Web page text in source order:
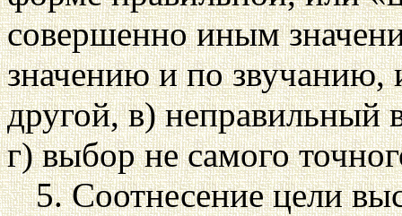
совершенно иным
значению и по звучанию,
другой, в)
г) выбор не самого
5. Соотнесение цели